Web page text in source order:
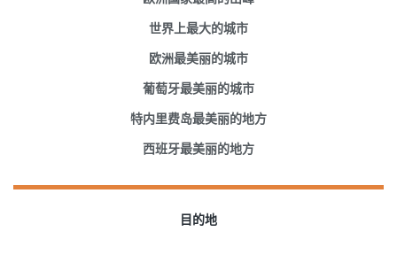
世界上最大的城市
欧洲最美丽的城市
葡萄牙最美丽的城市
特内里费岛最美丽的地方
西班牙最美丽的地方
目的地